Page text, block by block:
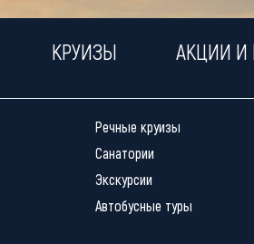
КРУИЗЫ АКЦИИ
Речные круизы
Санатории
Экскурсии
Автобусные туры